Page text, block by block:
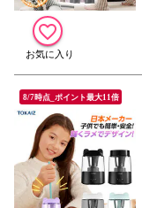
8/7時点_ポイント最大11倍